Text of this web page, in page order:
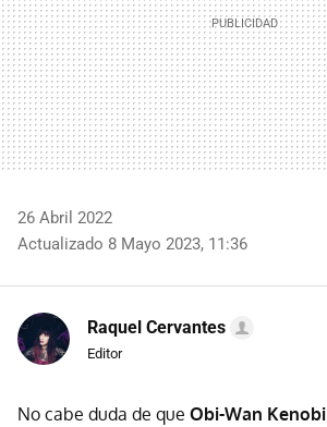
26 Abril 2022
Actualizado 8 Mayo 2023, 11:36
Raquel Cervantes
Editor
No cabe duda de que Obi-Wan Kenobi